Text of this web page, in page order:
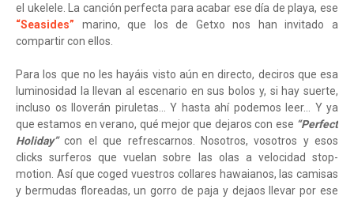
el ukelele. La canción perfecta para acabar ese día de playa, ese
“Seasides” marino, que los de Getxo nos han invitado a
compartir con ellos.
Para los que no les hayáis visto aún en directo, deciros que esa
luminosidad la llevan al escenario en sus bolos y, si hay suerte,
incluso os lloverán piruletas... Y hasta ahí podemos leer... Y ya
que estamos en verano, qué mejor que dejaros con ese “Perfect
Holiday”con el que refrescarnos. Nosotros, vosotros y esos
clicks surferos que vuelan sobre las olas a velocidad stop-
motion. Así que coged vuestros collares hawaianos, las camisas
y bermudas floreadas, un gorro de paja y dejaos llevar por ese